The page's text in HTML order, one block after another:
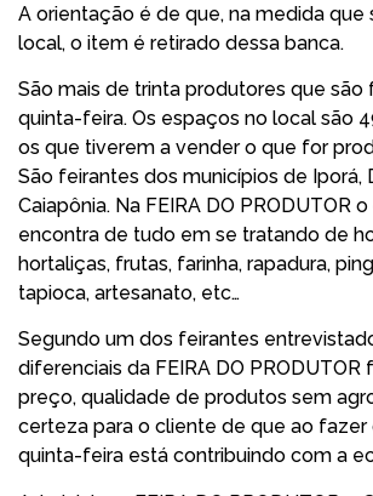
A orientação é de que, na medida que
local, o item é retirado dessa banca.
São mais de trinta produtores que são
quinta-feira. Os espaços no local são
os que tiverem a vender o que for
São feirantes dos municípios de Iporá,
Caiapônia. Na FEIRA DO PRODUTOR
encontra de tudo em se tratando de
hortaliças, frutas, farinha, rapadura,
tapioca, artesanato, etc…
Segundo um dos feirantes
diferenciais da FEIRA DO
preço, qualidade de produtos sem
certeza para o cliente de que ao fazer
quinta-feira está contribuindo com a